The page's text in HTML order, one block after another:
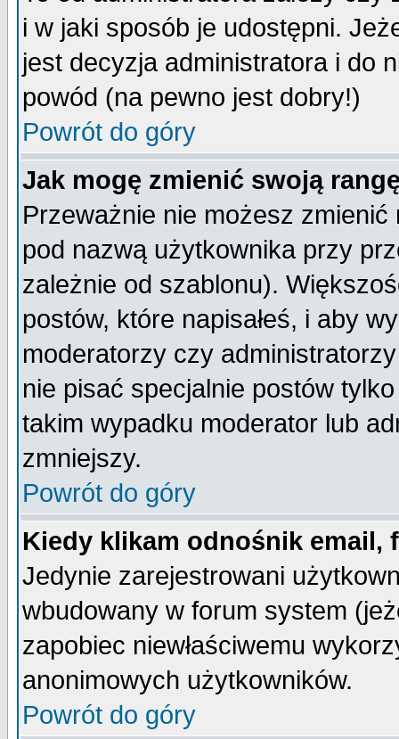
i w jaki sposób je udostępni.
jest decyzja administratora i do
powód (na pewno jest dobry!)
Powrót do góry
Jak mogę zmienić swoją
Przeważnie nie możesz
pod nazwą użytkownika przy
zależnie od szablonu).
postów, które napisałeś, i aby
moderatorzy czy
nie pisać specjalnie postów
takim wypadku moderator lub
zmniejszy.
Powrót do góry
Kiedy klikam odnośnik email,
Jedynie zarejestrowani
wbudowany w forum system
zapobiec niewłaściwemu
anonimowych użytkowników.
Powrót do góry